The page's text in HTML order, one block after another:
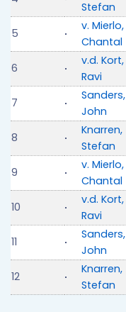
Stefan
5
v. Mierlo,
Chantal
6
v.d. Kort,
Ravi
7
Sanders,
John
8
Knarren,
Stefan
9
v. Mierlo,
Chantal
10
v.d. Kort,
Ravi
11
Sanders,
John
12
Knarren,
Stefan